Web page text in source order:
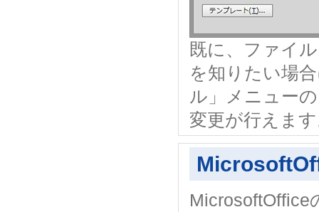
既に、ファイ
を知りたい場
ル」メニュー
変更が行えま
MicrosoftOffice